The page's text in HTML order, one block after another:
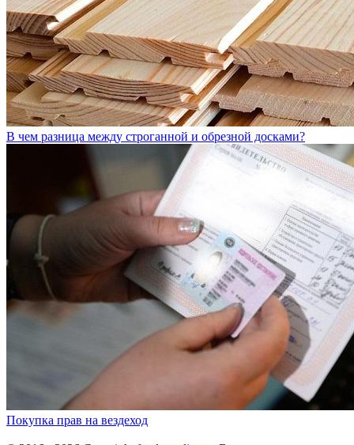
В чем разница между строганной и обрезной досками?
Покупка прав на вездеход